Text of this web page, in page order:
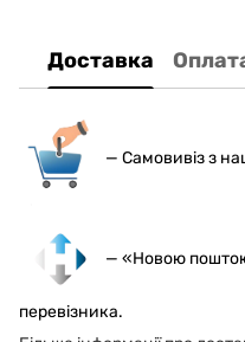
Доставка
— Самовивіз з
— «Новою
перевізника.